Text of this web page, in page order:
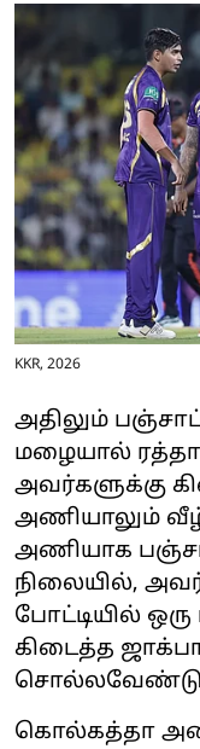
KKR, 2026
அதிலும்
மழையால்
அவர்களுக்கு
அணியாலும்
அணியாக
நிலையில்,
போட்டியில் ஒரு
கிடைத்த
கொல்கத்தா